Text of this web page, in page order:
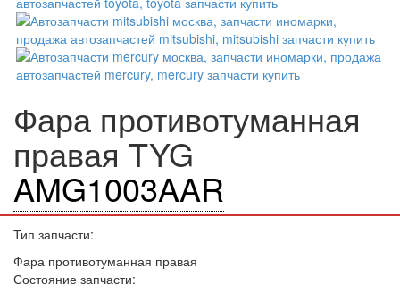
Фара противотуманная
правая TYG
AMG1003AAR
Тип запчасти:
Фара противотуманная правая
Состояние запчасти: